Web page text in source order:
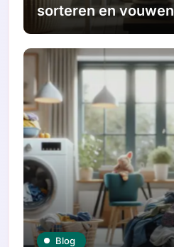
sorteren en vouwen
Blog